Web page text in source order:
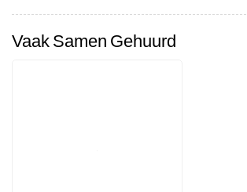
Vaak Samen Gehuurd